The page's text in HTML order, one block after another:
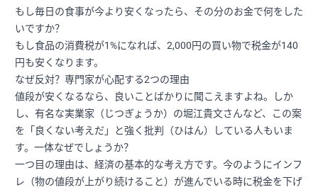
もし毎日の食事が今より安くなったら、その分のお金で何をした
いですか？
もし食品の消費税が1%になれば、2,000円の買い物で税金が140
円も安くなります。
なぜ反対？専門家が心配する2つの理由
値段が安くなるなら、良いことばかりに聞こえますよね。しか
し、有名な実業家（じつぎょうか）の堀江貴文さんなど、この案
を「良くない考えだ」と強く批判（ひはん）している人もいま
す。一体なぜでしょうか？
一つ目の理由は、経済の基本的な考え方です。今のようにインフ
レ（物の値段が上がり続けること）が進んでいる時に税金を下げ